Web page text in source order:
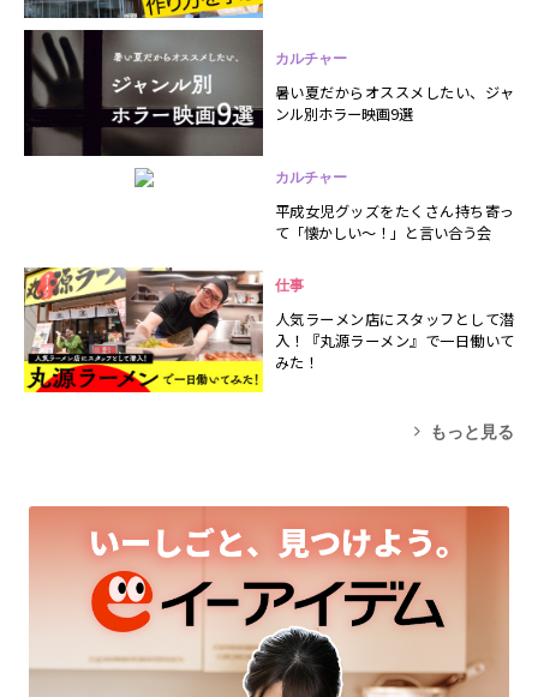
カルチャー
暑い夏だからオススメしたい、ジャ
ンル別ホラー映画9選
カルチャー
平成女児グッズをたくさん持ち寄っ
て「懐かしい～！」と言い合う会
仕事
人気ラーメン店にスタッフとして潜
入！『丸源ラーメン』で一日働いて
みた！
もっと見る